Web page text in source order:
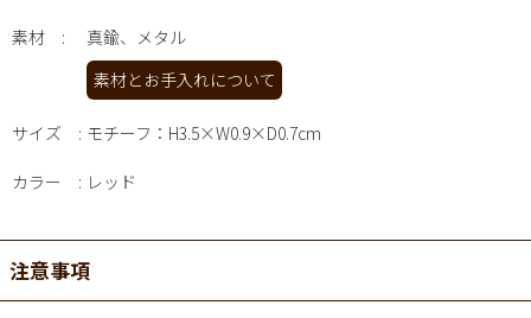
素材
真鍮、メタル
素材とお手入れについて
サイズ モチーフ：H3.5×W0.9×D0.7cm
カラー レッド
注意事項